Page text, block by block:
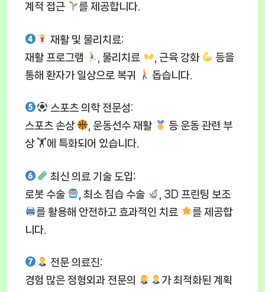
계적 접근
를 제공합니다.
재활 및 물리치료:
재활 프로그램
, 물리치료 , 근육 강화
등을
통해 환자가 일상으로 복귀
돕습니다.
스포츠 의학 전문성:
스포츠 손상
, 운동선수 재활
등 운동 관련 부
상 🏋 에 특화되어 있습니다.
최신 의료 기술 도입:
로봇 수술
, 최소 침습 수술
, 3D 프린팅 보조
를 활용해 안전하고 효과적인 치료
를 제공합
니다.
전문 의료진:
경험 많은 정형외과 전문의
가 최적화된 계획